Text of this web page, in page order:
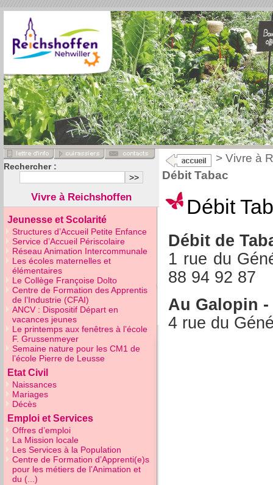
> Vivre à
Débit Tabac
Débit
Débit de
1 rue du
88 94 92 87
Au Galopin -
4 rue du
Rechercher :
Vivre à Reichshoffen
Jeunesse et Scolarité
Structures d’Accueil Petite Enfance
Service d’Accueil Périscolaire
Réseau Animation Intercommunale
Les écoles maternelles et
élémentaires
Le Collège Françoise Dolto
Centre de Formation des Apprentis
de l’Industrie (CFAI)
ANCV : Dispositif Départ en
vacances jeunes
Le printemps aux fenêtres à l’école
F. Grussenmeyer
Semaine nature pour les CM1 de
l’école Pierre de Leusse
Etat Civil
Naissances
Mariages
Décès
Emploi et Services
Offres d’emploi
La Mission locale
Les Services à la Population
Centre de Formation d’Apprenti(e)s
pour les métiers de l’Animation et
du (...)